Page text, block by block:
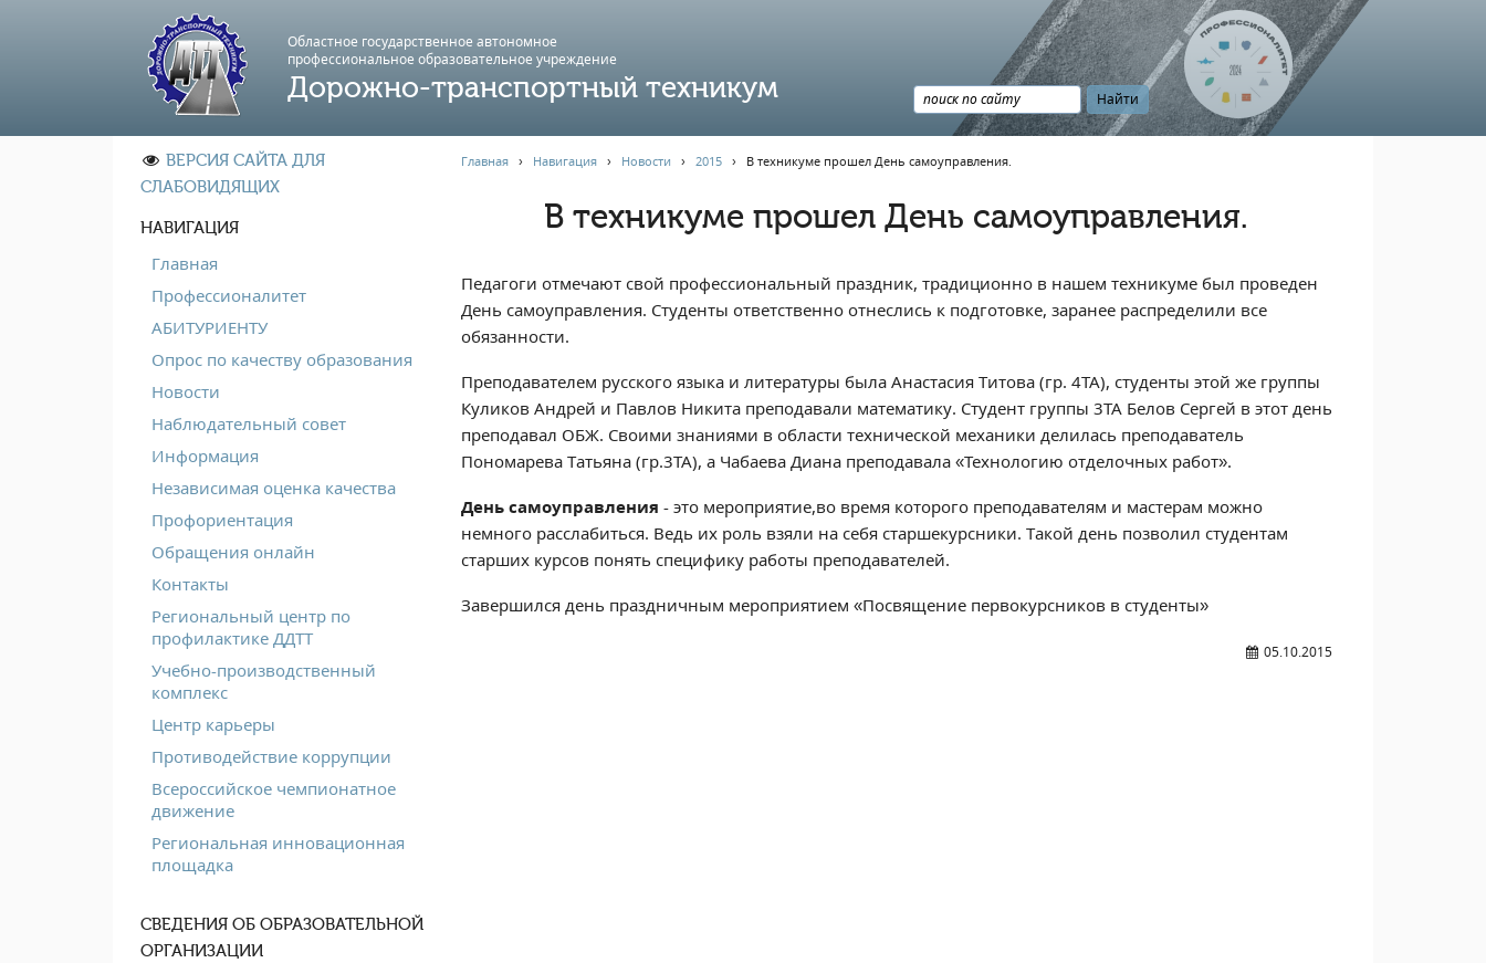
Областное государственное автономное
профессиональноe образовательное учреждение
Дорожно-транспортный техникум
ВЕРСИЯ САЙТА ДЛЯ
СЛАБОВИДЯЩИХ
НАВИГАЦИЯ
Главная
Профессионалитет
АБИТУРИЕНТУ
Опрос по качеству образования
Новости
Наблюдательный совет
Информация
Независимая оценка качества
Профориентация
Обращения онлайн
Контакты
Региональный центр по
профилактике ДДТТ
Учебно-производственный
комплекс
Центр карьеры
Противодействие коррупции
Всероссийское чемпионатное
движение
Региональная инновационная
площадка
СВЕДЕНИЯ ОБ ОБРАЗОВАТЕЛЬНОЙ
ОРГАНИЗАЦИИ
Главная› Навигация› Новости › 2015› В техникуме прошел День самоуправления.
В техникуме прошел День самоуправления.
Педагоги отмечают свой профессиональный праздник, традиционно в нашем техникуме был проведен
День самоуправления. Студенты ответственно отнеслись к подготовке, заранее распределили все
обязанности.
Преподавателем русского языка и литературы была Анастасия Титова (гр. 4ТА), студенты этой же группы
Куликов Андрей и Павлов Никита преподавали математику. Студент группы 3ТА Белов Сергей в этот день
преподавал ОБЖ. Своими знаниями в области технической механики делилась преподаватель
Пономарева Татьяна (гр.3ТА), а Чабаева Диана преподавала «Технологию отделочных работ».
День самоуправления - это мероприятие,во время которого преподавателям и мастерам можно
немного расслабиться. Ведь их роль взяли на себя старшекурсники. Такой день позволил студентам
старших курсов понять специфику работы преподавателей.
Завершился день праздничным мероприятием «Посвящение первокурсников в студенты»
05.10.2015